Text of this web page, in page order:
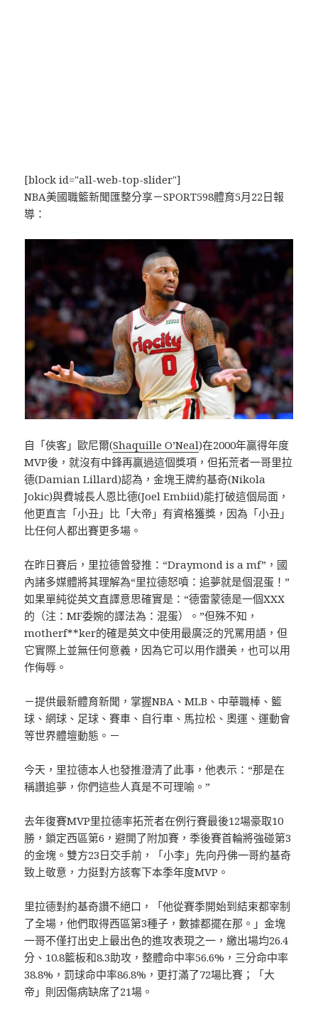
[block id="all-web-top-slider"]
NBA美國職籃新聞匯整分享－SPORT598體育5月22日報
導：
自「俠客」歐尼爾(Shaquille O’Neal)在2000年贏得年度
MVP後，就沒有中鋒再贏過這個獎項，但拓荒者一哥里拉
德(Damian Lillard)認為，金塊王牌約基奇(Nikola
Jokic)與費城長人恩比德(Joel Embiid)能打破這個局面，
他更直言「小丑」比「大帝」有資格獲獎，因為「小丑」
比任何人都出賽更多場。
在昨日賽后，里拉德曾發推：“Draymond is a mf”，國
內諸多媒體將其理解為“里拉德怒噴：追夢就是個混蛋！”
如果單純從英文直譯意思確實是：“德雷蒙德是一個XXX
的（注：MF委婉的譯法為：混蛋）。”但殊不知，
motherf**ker的確是英文中使用最廣泛的咒罵用語，但
它實際上並無任何意義，因為它可以用作讚美，也可以用
作侮辱。
－提供最新體育新聞，掌握NBA、MLB、中華職棒、籃
球、網球、足球、賽車、自行車、馬拉松、奧運、運動會
等世界體壇動態。－
今天，里拉德本人也發推澄清了此事，他表示：“那是在
稱讚追夢，你們這些人真是不可理喻。”
去年復賽MVP里拉德率拓荒者在例行賽最後12場豪取10
勝，鎖定西區第6，避開了附加賽，季後賽首輪將強碰第3
的金塊。雙方23日交手前，「小李」先向丹佛一哥約基奇
致上敬意，力挺對方該奪下本季年度MVP。
里拉德對約基奇讚不絕口，「他從賽季開始到結束都宰制
了全場，他們取得西區第3種子，數據都擺在那。」金塊
一哥不僅打出史上最出色的進攻表現之一，繳出場均26.4
分、10.8籃板和8.3助攻，整體命中率56.6%，三分命中率
38.8%，罰球命中率86.8%，更打滿了72場比賽；「大
帝」則因傷病缺席了21場。